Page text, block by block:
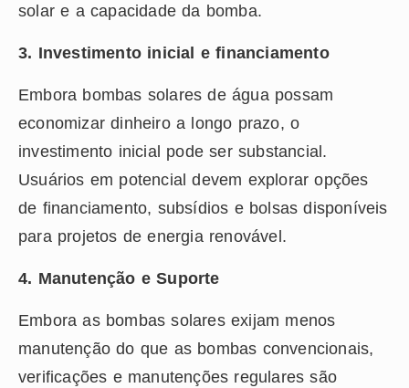
solar e a capacidade da bomba.
3. Investimento inicial e financiamento
Embora bombas solares de água possam
economizar dinheiro a longo prazo, o
investimento inicial pode ser substancial.
Usuários em potencial devem explorar opções
de financiamento, subsídios e bolsas disponíveis
para projetos de energia renovável.
4. Manutenção e Suporte
Embora as bombas solares exijam menos
manutenção do que as bombas convencionais,
verificações e manutenções regulares são